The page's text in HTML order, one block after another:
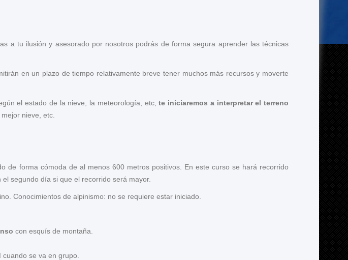
a tu ilusión y asesorado por nosotros podrás de forma segura aprender las técnicas
en un plazo de tiempo relativamente breve tener muchos más recursos y moverte
el estado de la nieve, la meteorología, etc,te iniciaremos a interpretar el terreno
nieve, etc.
de forma cómoda de al menos 600 metros positivos. En este curso se hará recorrido
segundo día si que el recorrido será mayor.
Conocimientos de alpinismo: no se requiere estar iniciado.
con esquís de montaña.
cuando se va en grupo.